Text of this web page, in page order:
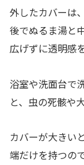
外したカバーは
後でぬるま湯と
広げずに透明感
浴室や洗面台で
と、虫の死骸や
カバーが大きい
端だけを持つの